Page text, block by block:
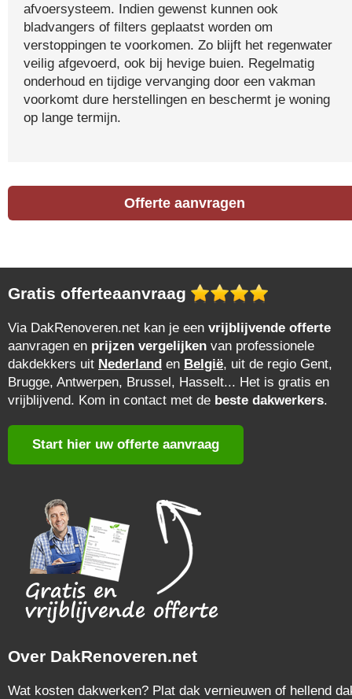
afvoersysteem. Indien gewenst kunnen ook
bladvangers of filters geplaatst worden om
verstoppingen te voorkomen. Zo blijft het regenwater
veilig afgevoerd, ook bij hevige buien. Regelmatig
onderhoud en tijdige vervanging door een vakman
voorkomt dure herstellingen en beschermt je woning
op lange termijn.
Offerte aanvragen
Gratis offerteaanvraag
Via DakRenoveren.net kan je een vrijblijvende offerte
aanvragen en prijzen vergelijken van professionele
dakdekkers uit Nederland en België, uit de regio Gent,
Brugge, Antwerpen, Brussel, Hasselt... Het is gratis en
vrijblijvend. Kom in contact met de beste dakwerkers.
Start hier uw offerte aanvraag
Over DakRenoveren.net
Wat kosten dakwerken? Plat dak vernieuwen of hellend